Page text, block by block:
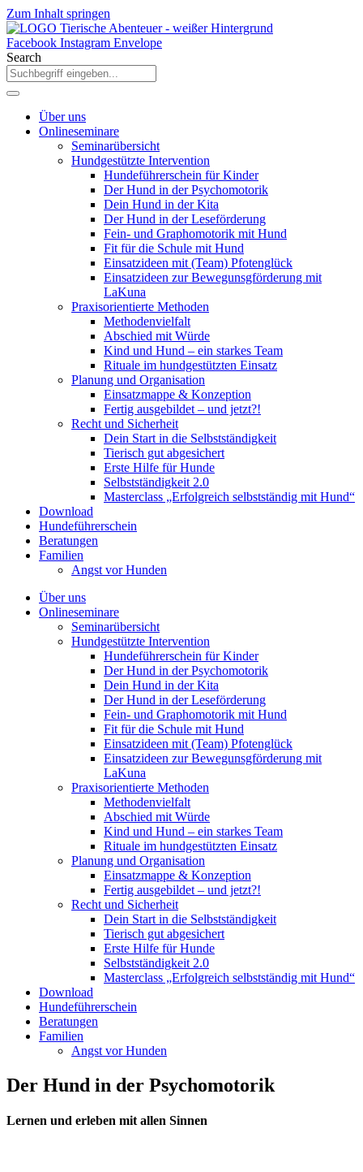
Zum Inhalt springen
Facebook Instagram Envelope
Search
Über uns
Onlineseminare
Seminarübersicht
Hundgestützte Intervention
Hundeführerschein für Kinder
Der Hund in der Psychomotorik
Dein Hund in der Kita
Der Hund in der Leseförderung
Fein- und Graphomotorik mit Hund
Fit für die Schule mit Hund
Einsatzideen mit (Team) Pfotenglück
Einsatzideen zur Bewegunsgförderung mit
LaKuna
Praxisorientierte Methoden
Methodenvielfalt
Abschied mit Würde
Kind und Hund – ein starkes Team
Rituale im hundgestützten Einsatz
Planung und Organisation
Einsatzmappe & Konzeption
Fertig ausgebildet – und jetzt?!
Recht und Sicherheit
Dein Start in die Selbstständigkeit
Tierisch gut abgesichert
Erste Hilfe für Hunde
Selbstständigkeit 2.0
Masterclass „Erfolgreich selbstständig mit Hund“
Download
Hundeführerschein
Beratungen
Familien
Angst vor Hunden
Über uns
Onlineseminare
Seminarübersicht
Hundgestützte Intervention
Hundeführerschein für Kinder
Der Hund in der Psychomotorik
Dein Hund in der Kita
Der Hund in der Leseförderung
Fein- und Graphomotorik mit Hund
Fit für die Schule mit Hund
Einsatzideen mit (Team) Pfotenglück
Einsatzideen zur Bewegunsgförderung mit
LaKuna
Praxisorientierte Methoden
Methodenvielfalt
Abschied mit Würde
Kind und Hund – ein starkes Team
Rituale im hundgestützten Einsatz
Planung und Organisation
Einsatzmappe & Konzeption
Fertig ausgebildet – und jetzt?!
Recht und Sicherheit
Dein Start in die Selbstständigkeit
Tierisch gut abgesichert
Erste Hilfe für Hunde
Selbstständigkeit 2.0
Masterclass „Erfolgreich selbstständig mit Hund“
Download
Hundeführerschein
Beratungen
Familien
Angst vor Hunden
Der Hund in der Psychomotorik
Lernen und erleben mit allen Sinnen